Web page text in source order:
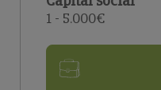
1 - 5.000€